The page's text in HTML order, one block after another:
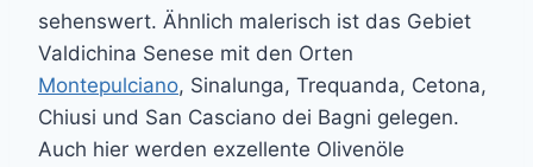
sehenswert. Ähnlich malerisch ist das Gebiet
Valdichina Senese mit den Orten
Montepulciano, Sinalunga, Trequanda, Cetona,
Chiusi und San Casciano dei Bagni gelegen.
Auch hier werden exzellente Olivenöle